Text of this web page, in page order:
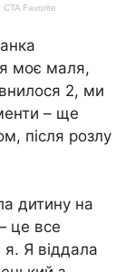
моє маля,
2, ми
– ще
після розлу
дитину на
це все
Я віддала